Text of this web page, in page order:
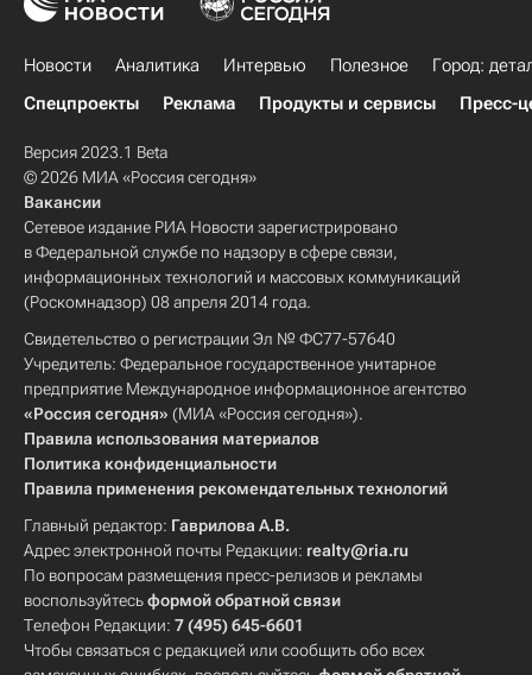
Новости Аналитика Интервью Полезное
Город:
Спецпроекты
Реклама Продукты и сервисы Пресс-
Версия 2023.1 Beta
© 2026 МИА «Россия сегодня»
Вакансии
Сетевое издание РИА Новости зарегистрировано
в Федеральной службе по надзору в сфере связи,
информационных технологий и массовых коммуникаций
(Роскомнадзор) 08 апреля 2014 года.
Свидетельство о регистрации Эл № ФС77-57640
Учредитель: Федеральное государственное унитарное
предприятие Международное информационное агентство
«Россия сегодня» (МИА «Россия сегодня»).
Правила использования материалов
Политика конфиденциальности
Правила применения рекомендательных технологий
Главный редактор: Гаврилова А.В.
Адрес электронной почты Редакции: realty@ria.ru
По вопросам размещения пресс-релизов и рекламы
воспользуйтесьформой обратной связи
Телефон Редакции: 7 (495) 645-6601
Чтобы связаться с редакцией или сообщить обо всех